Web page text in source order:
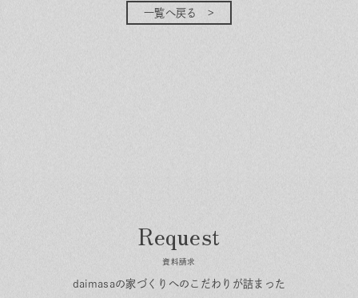
一覧へ戻る
資料請求
daimasaの家づくりへのこだわりが詰まった